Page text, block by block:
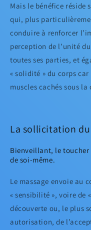
Mais le bénéfice réside
qui, plus
conduire à renforcer
perception de l’unité
toutes ses parties, et
« solidité » du corps
muscles cachés sous la
La sollicitation du
Bienveillant, le toucher
de soi-même.
Le massage envoie au
« sensibilité », voire de
découverte ou, le plus
autorisation, de